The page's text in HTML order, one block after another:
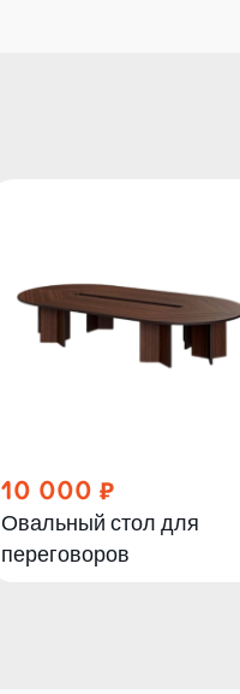
10 000
Овальный стол для
переговоров